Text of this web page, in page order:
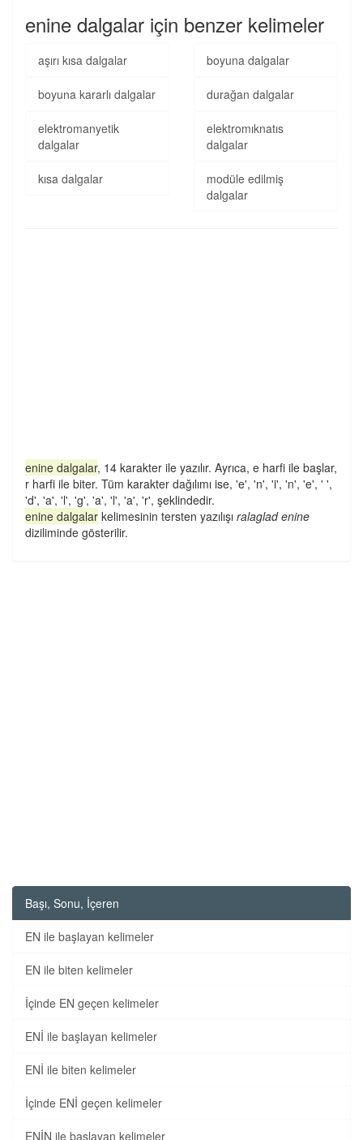
enine dalgalar için benzer kelimeler
aşırı kısa dalgalar boyuna dalgalar
boyuna kararlı dalgalar durağan dalgalar
elektromanyetik
dalgalar
elektromıknatıs
dalgalar
kısa dalgalar
modüle edilmiş
dalgalar
enine dalgalar, 14 karakter ile yazılır. Ayrıca, e harfi ile başlar,
r harfi ile biter. Tüm karakter dağılımı ise, 'e', 'n', 'i', 'n', 'e', ' ',
'd', 'a', 'l', 'g', 'a', 'l', 'a', 'r', şeklindedir.
enine dalgalar kelimesinin tersten yazılışı ralaglad enine
diziliminde gösterilir.
Başı, Sonu, İçeren
EN ile başlayan kelimeler
EN ile biten kelimeler
İçinde EN geçen kelimeler
ENİ ile başlayan kelimeler
ENİ ile biten kelimeler
İçinde ENİ geçen kelimeler
ENİN ile başlayan kelimeler